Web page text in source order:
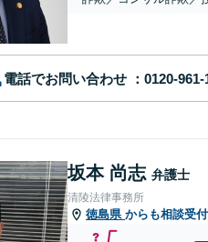
電話でお問い合わせ
坂本 尚志 弁護士
清陵法律事務所
徳島県 からも相談受